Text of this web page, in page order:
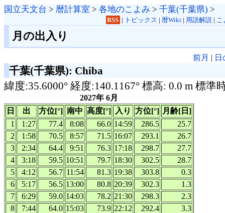
国立天文台 > 暦計算室 > 各地のこよみ > 千葉(千葉県) >
RSS | トピックス | 暦Wiki| 用語解説| こ
月の出入り
前月 |
千葉(千葉県): Chiba
緯度:35.6000° 経度:140.1167° 標高: 0.0 m 標準
2027年 6月
日
出 方位[°] 南中 高度[°] 入り 方位[°] 月齢[日]
1
1:27 77.4 8:08 66.0 14:59 286.5
25.7
2
1:58 70.5 8:57 71.5 16:07 293.1
26.7
3
2:34 64.4 9:51 76.3 17:18 298.7
27.7
4
3:18 59.5 10:51 79.7 18:30 302.5
28.7
5
4:12 56.7 11:54 81.3 19:38 303.8
0.3
6
5:17 56.5 13:00 80.8 20:39 302.3
1.3
7
6:29 59.0 14:03 78.2 21:30 298.3
2.3
8
7:44 64.0 15:03 73.9 22:12 292.4
3.3